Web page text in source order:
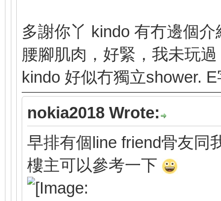
多謝你丫 kindo 有冇邊個
腰腳肌肉，好緊，我未玩
kindo 好似冇獨立shower.
nokia2018 Wrote:
早排有個line friend骨友同
樓主可以參考一下